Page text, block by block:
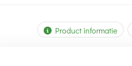
Product informatie